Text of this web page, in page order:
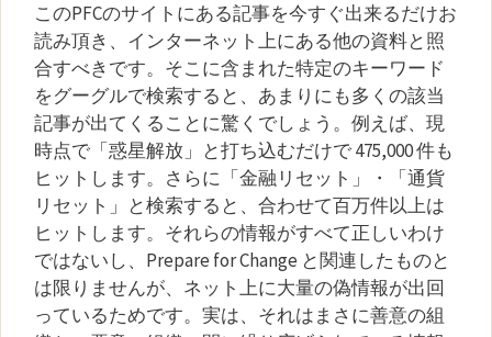
このPFCのサイトにある記事を今すぐ出来るだけお
読み頂き、インターネット上にある他の資料と照
合すべきです。そこに含まれた特定のキーワード
をグーグルで検索すると、あまりにも多くの該当
記事が出てくることに驚くでしょう。例えば、現
時点で「惑星解放」と打ち込むだけで 475,000 件も
ヒットします。さらに「金融リセット」・「通貨
リセット」と検索すると、合わせて百万件以上は
ヒットします。それらの情報がすべて正しいわけ
ではないし、Prepare for Change と関連したものと
は限りませんが、ネット上に大量の偽情報が出回
っているためです。実は、それはまさに善意の組